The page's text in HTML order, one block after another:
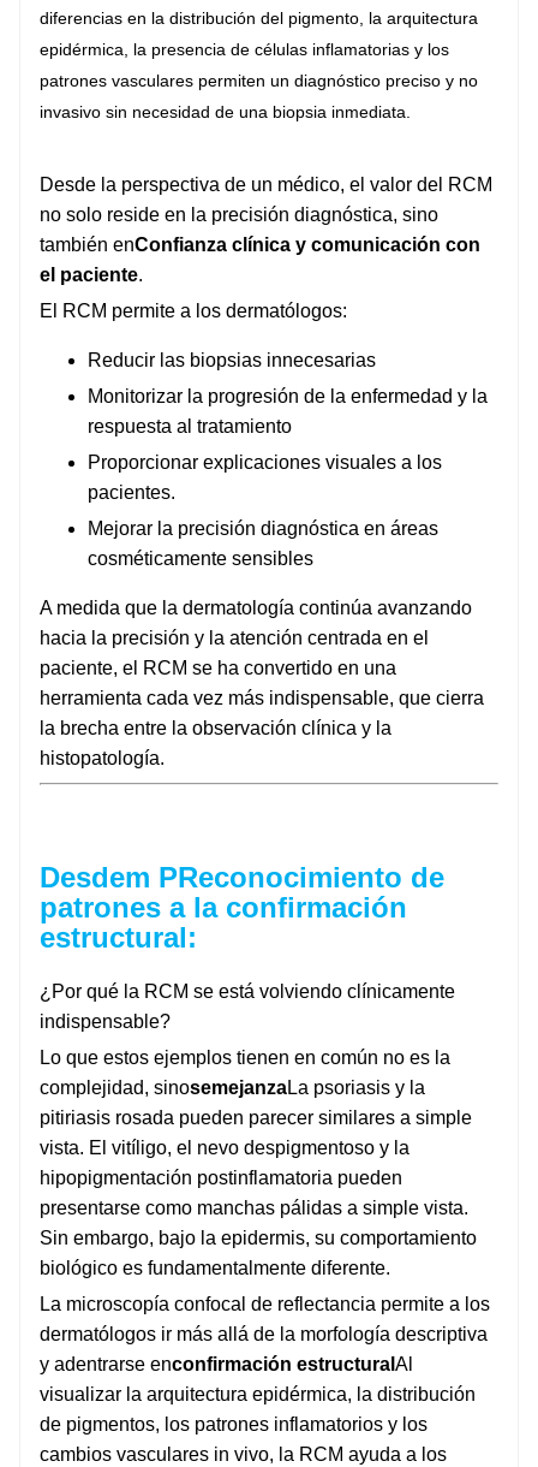
diferencias en la distribución del pigmento, la arquitectura
epidérmica, la presencia de células inflamatorias y los
patrones vasculares permiten un diagnóstico preciso y no
invasivo sin necesidad de una biopsia inmediata.
Desde la perspectiva de un médico, el valor del RCM
no solo reside en la precisión diagnóstica, sino
también enConfianza clínica y comunicación con
el paciente.
El RCM permite a los dermatólogos:
Reducir las biopsias innecesarias
Monitorizar la progresión de la enfermedad y la
respuesta al tratamiento
Proporcionar explicaciones visuales a los
pacientes.
Mejorar la precisión diagnóstica en áreas
cosméticamente sensibles
A medida que la dermatología continúa avanzando
hacia la precisión y la atención centrada en el
paciente, el RCM se ha convertido en una
herramienta cada vez más indispensable, que cierra
la brecha entre la observación clínica y la
histopatología.
Desdem PReconocimiento de
patrones a la confirmación
estructural:
¿Por qué la RCM se está volviendo clínicamente
indispensable?
Lo que estos ejemplos tienen en común no es la
complejidad, sinosemejanzaLa psoriasis y la
pitiriasis rosada pueden parecer similares a simple
vista. El vitíligo, el nevo despigmentoso y la
hipopigmentación postinflamatoria pueden
presentarse como manchas pálidas a simple vista.
Sin embargo, bajo la epidermis, su comportamiento
biológico es fundamentalmente diferente.
La microscopía confocal de reflectancia permite a los
dermatólogos ir más allá de la morfología descriptiva
y adentrarse enconfirmación estructural Al
visualizar la arquitectura epidérmica, la distribución
de pigmentos, los patrones inflamatorios y los
cambios vasculares in vivo, la RCM ayuda a los